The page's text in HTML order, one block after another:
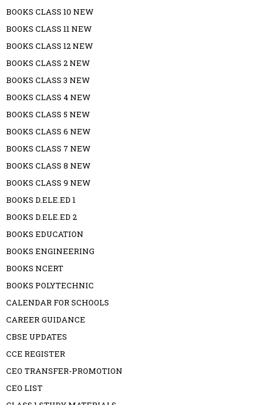
BOOKS CLASS 10 NEW
BOOKS CLASS 11 NEW
BOOKS CLASS 12 NEW
BOOKS CLASS 2 NEW
BOOKS CLASS 3 NEW
BOOKS CLASS 4 NEW
BOOKS CLASS 5 NEW
BOOKS CLASS 6 NEW
BOOKS CLASS 7 NEW
BOOKS CLASS 8 NEW
BOOKS CLASS 9 NEW
BOOKS D.ELE.ED 1
BOOKS D.ELE.ED 2
BOOKS EDUCATION
BOOKS ENGINEERING
BOOKS NCERT
BOOKS POLYTECHNIC
CALENDAR FOR SCHOOLS
CAREER GUIDANCE
CBSE UPDATES
CCE REGISTER
CEO TRANSFER-PROMOTION
CEO LIST